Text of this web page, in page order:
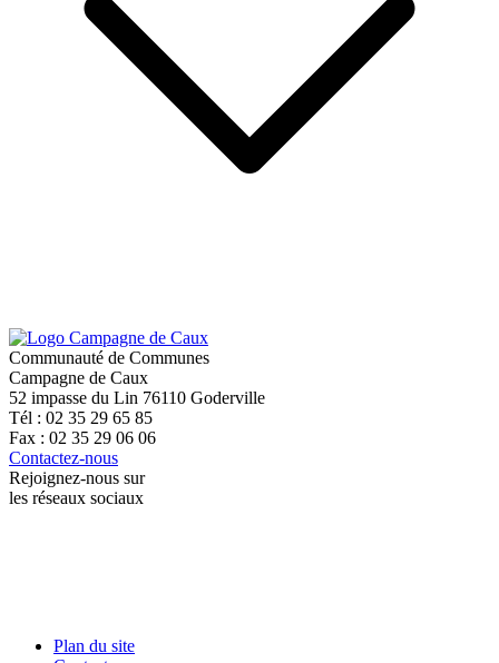
Communauté de Communes
Campagne de Caux
52 impasse du Lin 76110 Goderville
Tél : 02 35 29 65 85
Fax : 02 35 29 06 06
Contactez-nous
Rejoignez-nous sur
les réseaux sociaux
Plan du site